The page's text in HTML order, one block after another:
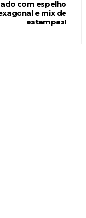
com espelho
e mix de
estampas!